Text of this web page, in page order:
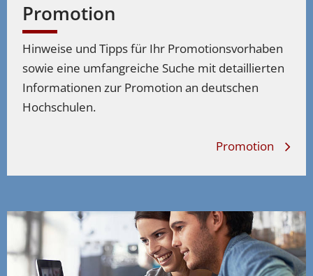
Promotion
Hinweise und Tipps für Ihr Promotionsvorhaben
sowie eine umfangreiche Suche mit detaillierten
Informationen zur Promotion an deutschen
Hochschulen.
Promotion